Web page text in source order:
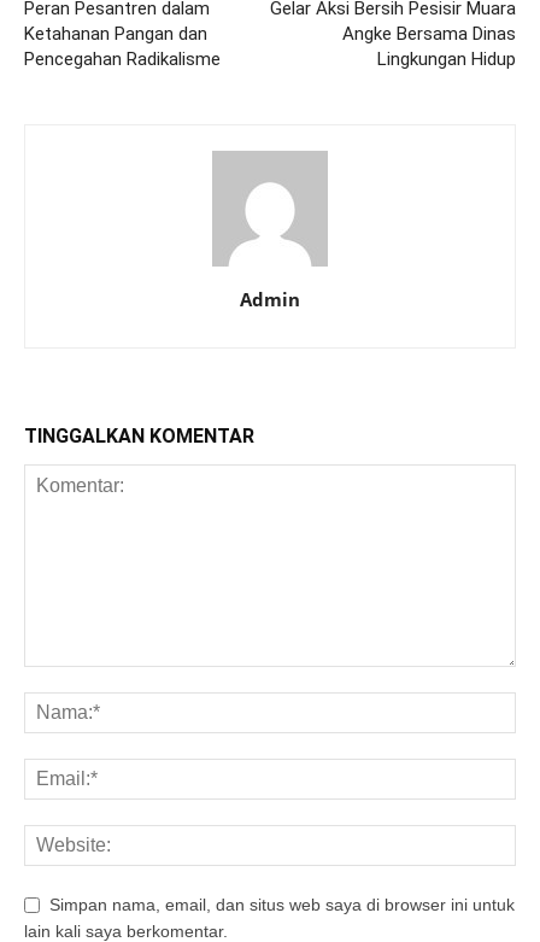
Peran Pesantren dalam
Ketahanan Pangan dan
Pencegahan Radikalisme
Gelar Aksi Bersih Pesisir Muara
Angke Bersama Dinas
Lingkungan Hidup
Admin
TINGGALKAN KOMENTAR
Simpan nama, email, dan situs web saya di browser ini untuk
lain kali saya berkomentar.